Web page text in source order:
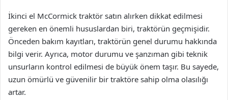
İkinci el McCormick traktör satın alırken dikkat edilmesi
gereken en önemli hususlardan biri, traktörün geçmişidir.
Önceden bakım kayıtları, traktörün genel durumu hakkında
bilgi verir. Ayrıca, motor durumu ve şanzıman gibi teknik
unsurların kontrol edilmesi de büyük önem taşır. Bu sayede,
uzun ömürlü ve güvenilir bir traktöre sahip olma olasılığı
artar.